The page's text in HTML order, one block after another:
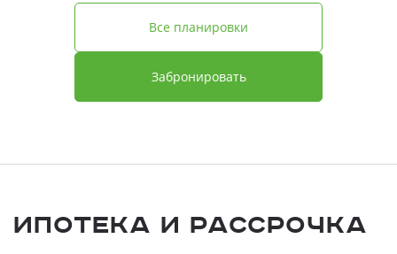
Забронировать
Все планировки
Ипотека и Рассрочка